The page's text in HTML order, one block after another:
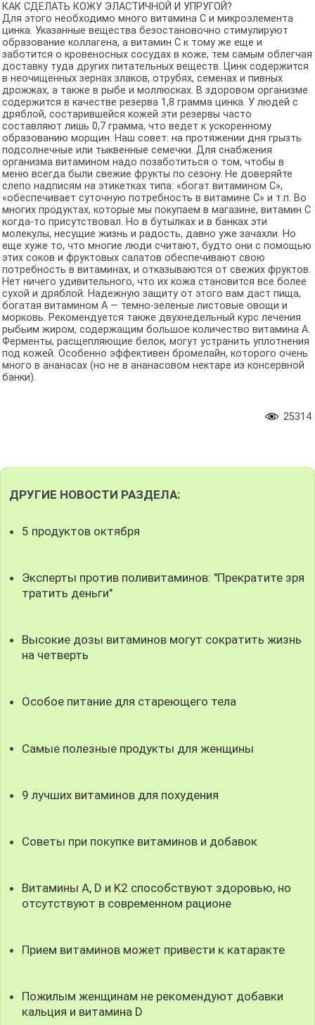
КАК СДЕЛАТЬ КОЖУ ЭЛАСТИЧНОЙ И УПРУГОЙ?
Для этого необходимо много витамина С и микроэлемента
цинка. Указанные вещества безостановочно стимулируют
образование коллагена, а витамин С к тому же еще и
заботится о кровеносных сосудах в коже, тем самым облегчая
доставку туда других питательных веществ. Цинк содержится
в неочищенных зернах злаков, отрубях, семенах и пивных
дрожжах, а также в рыбе и моллюсках. В здоровом организме
содержится в качестве резерва 1,8 грамма цинка. У людей с
дряблой, состарившейся кожей эти резервы часто
составляют лишь 0,7 грамма, что ведет к ускоренному
образованию морщин. Наш совет: на протяжении дня грызть
подсолнечные или тыквенные семечки. Для снабжения
организма витамином надо позаботиться о том, чтобы в
меню всегда были свежие фрукты по сезону. Не доверяйте
слепо надписям на этикетках типа: «богат витамином С»,
«обеспечивает суточную потребность в витамине С» и т.п. Во
многих продуктах, которые мы покупаем в магазине, витамин С
когда-то присутствовал. Но в бутылках и в банках эти
молекулы, несущие жизнь и радость, давно уже зачахли. Но
еще хуже то, что многие люди считают, будто они с помощью
этих соков и фруктовых салатов обеспечивают свою
потребность в витаминах, и отказываются от свежих фруктов.
Нет ничего удивительного, что их кожа становится все более
сухой и дряблой. Надежную защиту от этого вам даст пища,
богатая витамином А — темно-зеленые листовые овощи и
морковь. Рекомендуется также двухнедельный курс лечения
рыбьим жиром, содержащим большое количество витамина А.
Ферменты, расщепляющие белок, могут устранить уплотнения
под кожей. Особенно эффективен бромелайн, которого очень
много в ананасах (но не в ананасовом нектаре из консервной
банки).
25314
ДРУГИЕ НОВОСТИ РАЗДЕЛА:
5 продуктов октября
Эксперты против поливитаминов: "Прекратите зря
тратить деньги"
Высокие дозы витаминов могут сократить жизнь
на четверть
Особое питание для стареющего тела
Самые полезные продукты для женщины
9 лучших витаминов для похудения
Советы при покупке витаминов и добавок
Витамины A, D и K2 способствуют здоровью, но
отсутствуют в современном рационе
Прием витаминов может привести к катаракте
Пожилым женщинам не рекомендуют добавки
кальция и витамина D